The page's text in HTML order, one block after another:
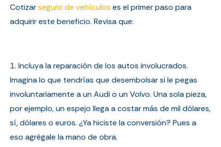
Cotizarseguro de vehículos es el primer paso para
adquirir este beneficio. Revisa que:
1. Incluya la reparación de los autos involucrados.
Imagina lo que tendrías que desembolsar si le pegas
involuntariamente a un Audi o un Volvo. Una sola pieza,
por ejemplo, un espejo llega a costar más de mil dólares,
sí, dólares o euros. ¿Ya hiciste la conversión? Pues a
eso agrégale la mano de obra.